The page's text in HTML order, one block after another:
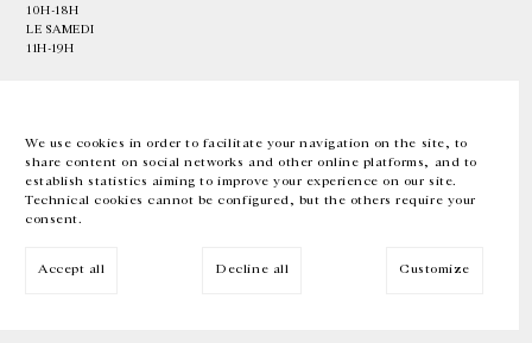
We use cookies in order to facilitate your navigation on the site, to
share content on social networks and other online platforms, and to
establish statistics aiming to improve your experience on our site.
Technical cookies cannot be configured, but the others require your
consent.
Accept all Decline all Customize
10H-18H
LE SAMEDI
11H-19H
EN FR 中文 Facebook Instagram
Inscrivez-vous à notre newsletter